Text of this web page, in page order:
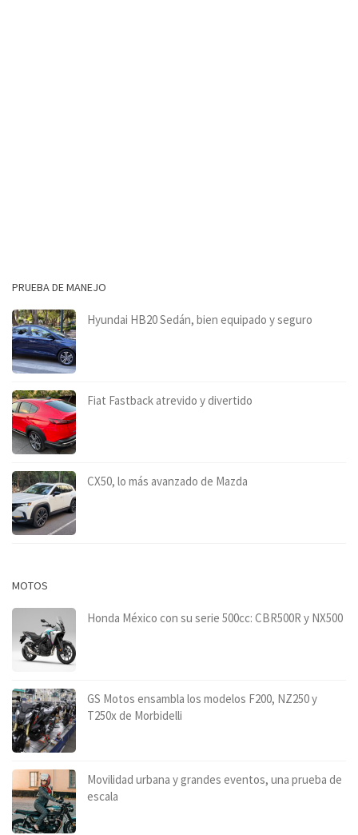
PRUEBA DE MANEJO
Hyundai HB20 Sedán, bien equipado y seguro
Fiat Fastback atrevido y divertido
CX50, lo más avanzado de Mazda
MOTOS
Honda México con su serie 500cc: CBR500R y NX500
GS Motos ensambla los modelos F200, NZ250 y
T250x de Morbidelli
Movilidad urbana y grandes eventos, una prueba de
escala